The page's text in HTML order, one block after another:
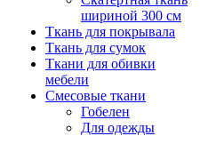
шириной 300 см
Ткань для покрывала
Ткань для сумок
Ткани для обивки
мебели
Смесовые ткани
Гобелен
Для одежды